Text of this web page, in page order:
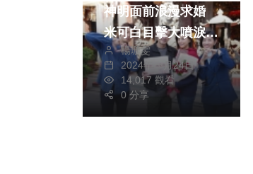
神明面前浪漫求婚
米可白目擊大噴淚
蕭景鴻給祝福
楊珊雯
2024年一月24日
14,017 觀看
0 分享